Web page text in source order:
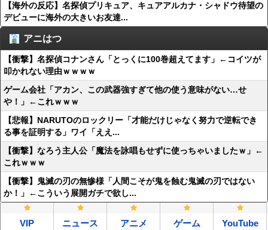
【海外の反応】名探偵プリキュア、キュアアルカナ・シャドウ待望の
デビューに海外の大きいお友達...
アニはつ
【衝撃】名探偵コナンさん「とっくに100巻超えてます」←コイツが
叩かれない理由ｗｗｗｗ
ゲーム会社「アカン、この武器強すぎて他の使う意味がない…せ
や！」←これｗｗｗ
【悲報】NARUTOのロックリー「才能だけじゃなく努力で逆転でき
る事を証明する」ワイ「ええ...
【衝撃】なろう主人公「魔法を詠唱もせずに使っちゃいましたｗ」←
これｗｗｗ
【衝撃】鬼滅の刃の無惨様「人間こそが鬼を蝕む鬼滅の刃ではない
か！」←こういう展開ガチで欲し...
VIP ニュース アニメ ゲーム YouTube